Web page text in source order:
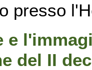
presso
e
del II